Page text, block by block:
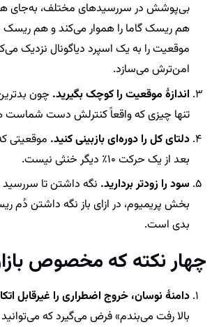
بی‌پوشش در سررسیدهای مختلف، به‌جای
هم ریسک گاما را هموار می‌کند و هم ریسک
موقعیت را به یک اسپرد دیاگونال نزدیک
امن‌ترش می‌سازد.
اندازهٔ موقعیت را کوچک بگیرید. چون
تنها چیزی که واقعاً کنترلش دست
دلتای کل را دوره‌ای بازبینی کنید. موقعیتی
بعد از یک حرکت 10٪ دیگر خنثی نیست.
سود را زودتر بردارید. نگه داشتن تا سررسید
بخش پریمیوم، در ازای باز نگه داشتن
بدی است.
چهار نکته که مخصوص
دامنهٔ نوسان، خروج اضطراری را غیرقابل
بالا رفت می‌بندم» فرض می‌گیرد که